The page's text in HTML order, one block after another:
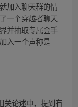
加入聊天群的情
一个穿越者聊天
并抽取专属金手
入一个声称是
关论述中，提到有